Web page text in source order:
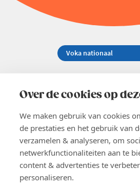
Over de cookies op
We maken gebruik van cookies
de prestaties en het gebruik van
verzamelen & analyseren, om
netwerkfunctionaliteiten aan te
content & advertenties te
personaliseren.
02 229 81 11
EN